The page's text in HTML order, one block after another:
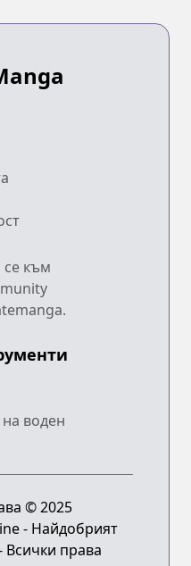
към
воден
© 2025
- Найдобрият
Всички права